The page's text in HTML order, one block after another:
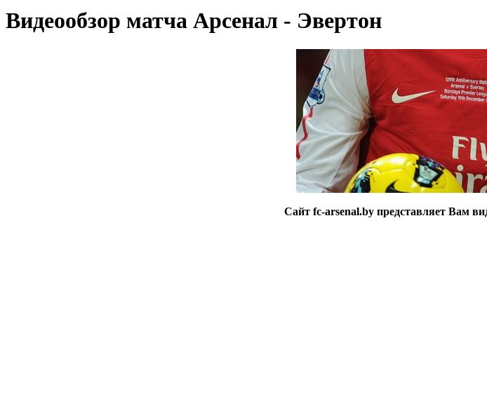
Видеообзор матча Арсенал - Эвертон
Сайт fc-arsenal.by представляет Вам